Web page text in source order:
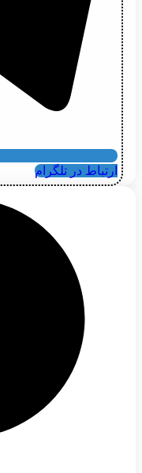
ارتباط در تلگرام